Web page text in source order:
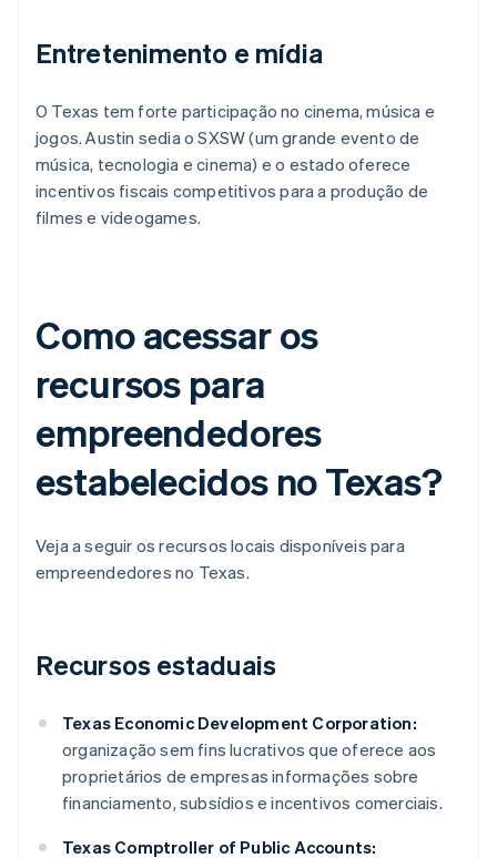
Entretenimento e mídia
O Texas tem forte participação no cinema, música e
jogos. Austin sedia o SXSW (um grande evento de
música, tecnologia e cinema) e o estado oferece
incentivos fiscais competitivos para a produção de
filmes e videogames.
Como acessar os
recursos para
empreendedores
estabelecidos no Texas?
Veja a seguir os recursos locais disponíveis para
empreendedores no Texas.
Recursos estaduais
Texas Economic Development Corporation:
organização sem fins lucrativos que oferece aos
proprietários de empresas informações sobre
financiamento, subsídios e incentivos comerciais.
Texas Comptroller of Public Accounts: